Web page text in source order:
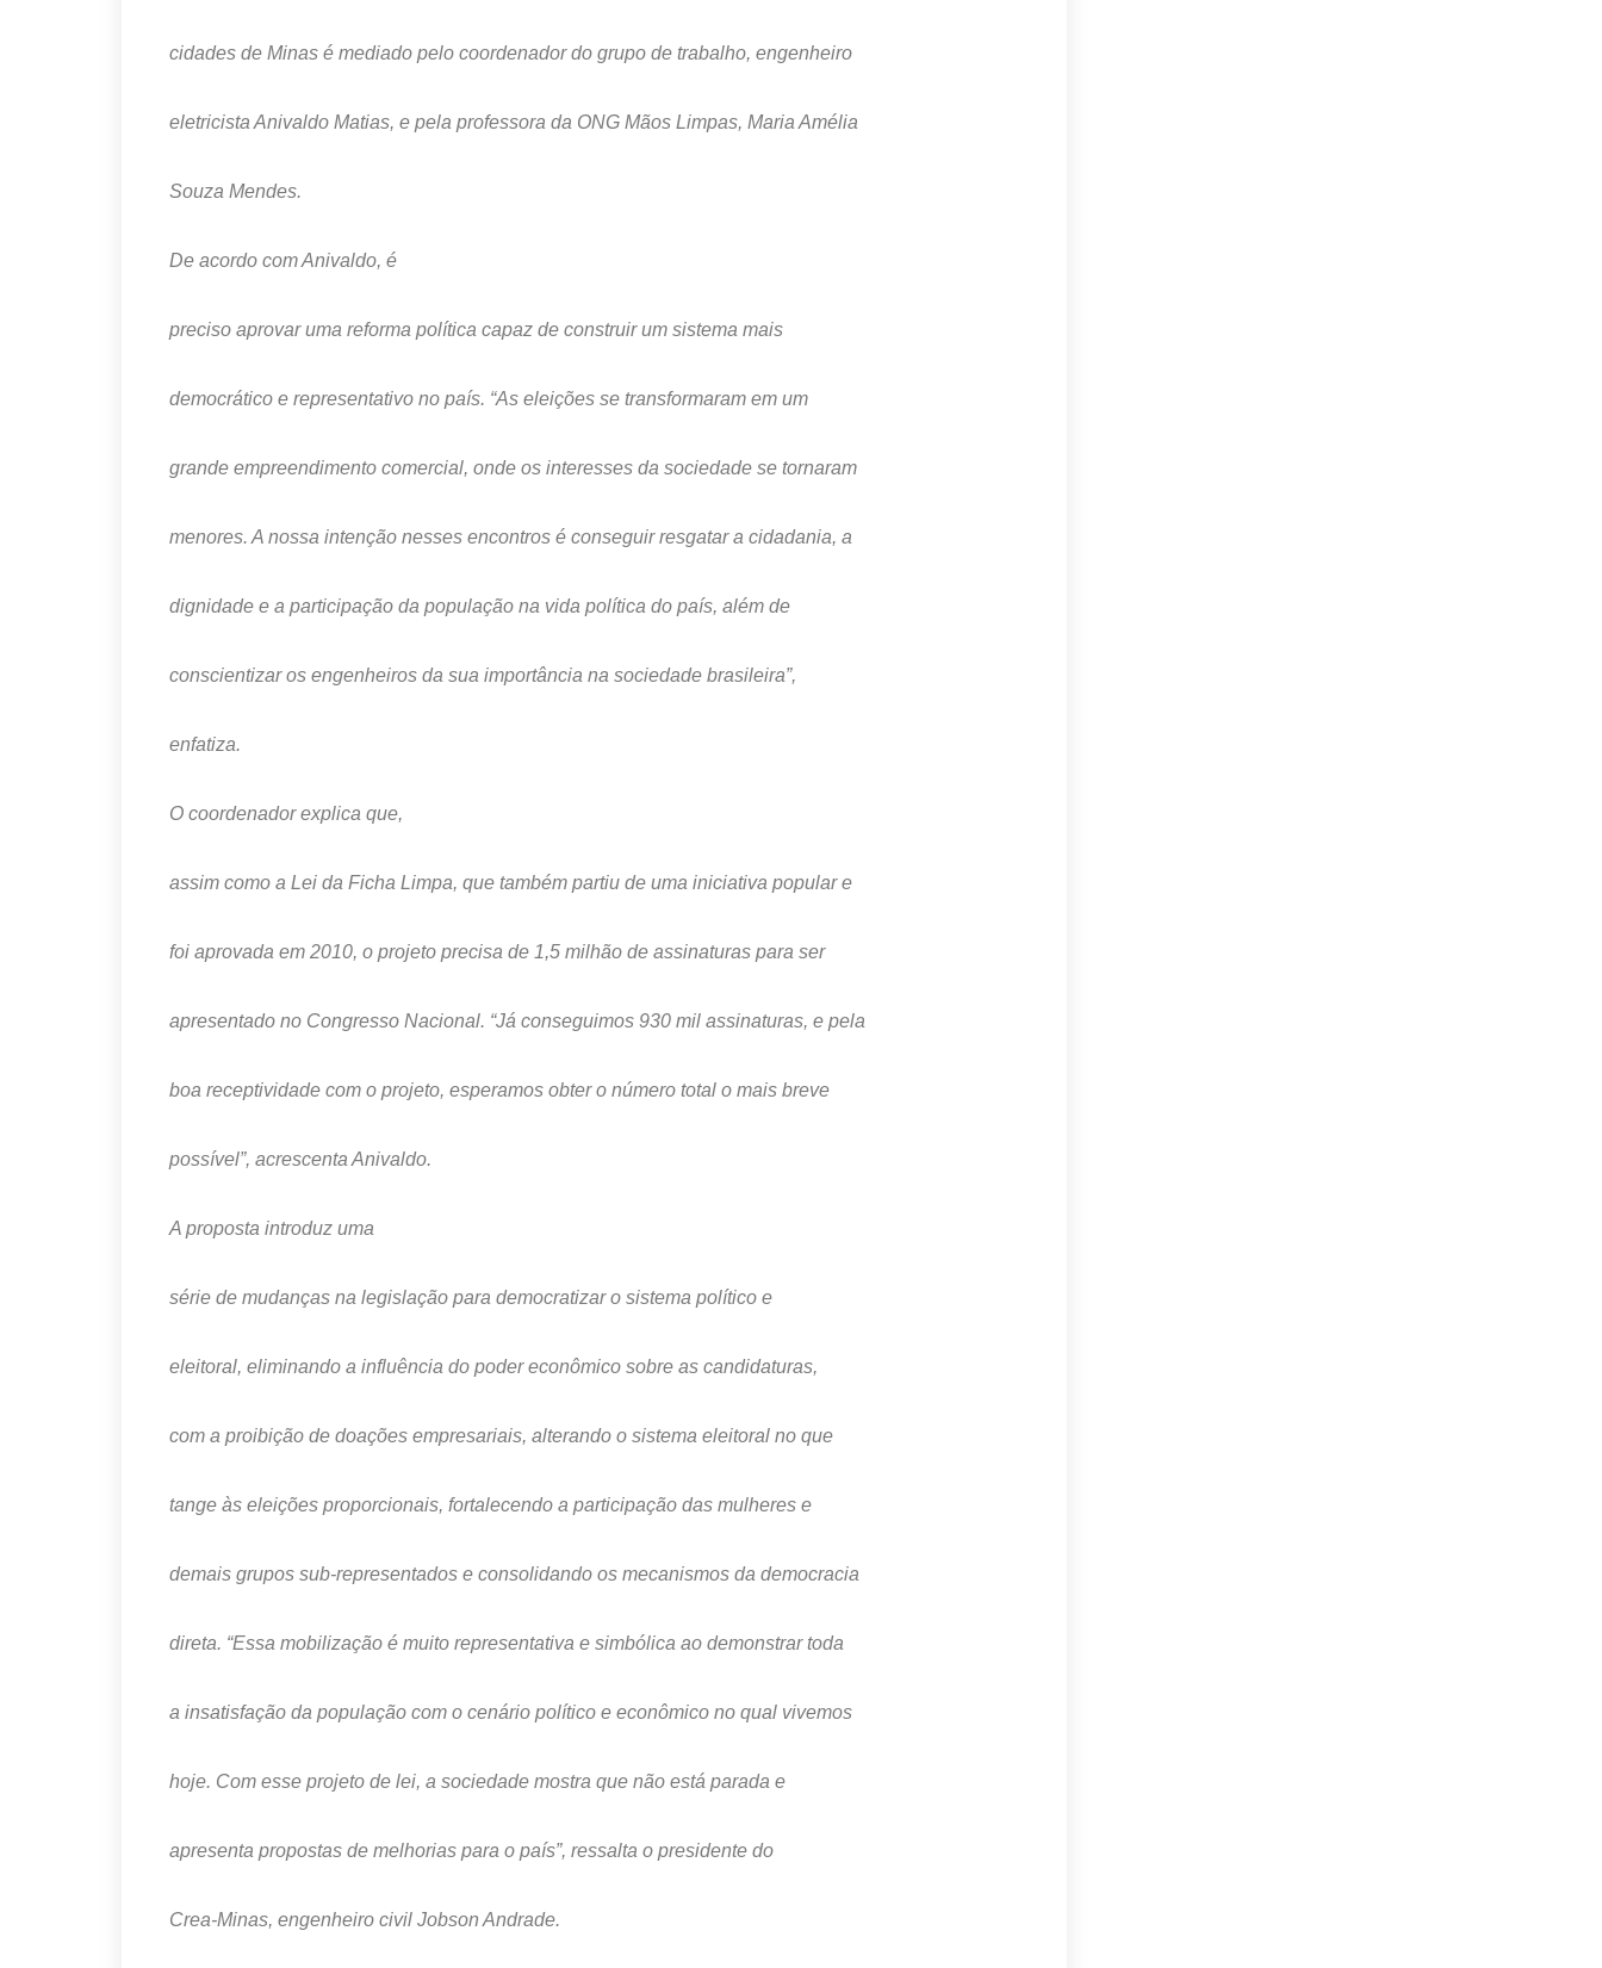
cidades de Minas é mediado pelo coordenador do grupo de trabalho, engenheiro
eletricista Anivaldo Matias, e pela professora da ONG Mãos Limpas, Maria Amélia
Souza Mendes.
De acordo com Anivaldo, é
preciso aprovar uma reforma política capaz de construir um sistema mais
democrático e representativo no país. “As eleições se transformaram em um
grande empreendimento comercial, onde os interesses da sociedade se tornaram
menores. A nossa intenção nesses encontros é conseguir resgatar a cidadania, a
dignidade e a participação da população na vida política do país, além de
conscientizar os engenheiros da sua importância na sociedade brasileira”,
enfatiza.
O coordenador explica que,
assim como a Lei da Ficha Limpa, que também partiu de uma iniciativa popular e
foi aprovada em 2010, o projeto precisa de 1,5 milhão de assinaturas para ser
apresentado no Congresso Nacional. “Já conseguimos 930 mil assinaturas, e pela
boa receptividade com o projeto, esperamos obter o número total o mais breve
possível”, acrescenta Anivaldo.
A proposta introduz uma
série de mudanças na legislação para democratizar o sistema político e
eleitoral, eliminando a influência do poder econômico sobre as candidaturas,
com a proibição de doações empresariais, alterando o sistema eleitoral no que
tange às eleições proporcionais, fortalecendo a participação das mulheres e
demais grupos sub-representados e consolidando os mecanismos da democracia
direta. “Essa mobilização é muito representativa e simbólica ao demonstrar toda
a insatisfação da população com o cenário político e econômico no qual vivemos
hoje. Com esse projeto de lei, a sociedade mostra que não está parada e
apresenta propostas de melhorias para o país”, ressalta o presidente do
Crea-Minas, engenheiro civil Jobson Andrade.